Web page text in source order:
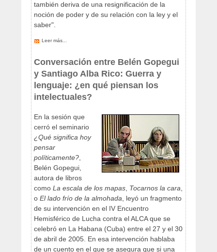
también deriva de una resignificación de la
noción de poder y de su relación con la ley y el
saber".
Leer más...
Conversación entre Belén Gopegui
y Santiago Alba Rico: Guerra y
lenguaje: ¿en qué piensan los
intelectuales?
En la sesión que
cerró el seminario
¿Qué significa hoy
pensar
políticamente?
Belén Gopegui,
autora de libros
como La escala de los mapas Tocarnos la cara
o El lado frío de la almohada , leyó un fragmento
de su intervención en el IV Encuentro
Hemisférico de Lucha contra el ALCA que se
celebró en La Habana (Cuba) entre el 27 y el 30
de abril de 2005. En esa intervención hablaba
de un cuento en el que se asegura que si una